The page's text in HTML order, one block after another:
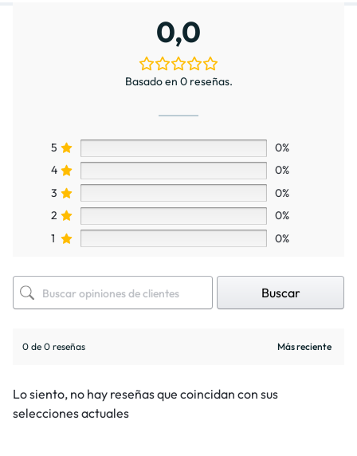
0,0
Basado en 0 reseñas.
5
0%
4
0%
3
0%
2
0%
1
0%
Buscar
0 de 0 reseñas
Lo siento, no hay reseñas que coincidan con sus
selecciones actuales